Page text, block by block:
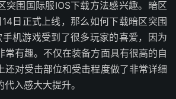
突围国际服IOS下载方法感兴趣。暗区
日正式上线，那么如何下载暗区突围
手机游戏受到了很多玩家的喜爱，因为
常有趣。不仅在装备方面具有很高的自
还对受击部位和受击程度做了非常详细
入感大大提升。